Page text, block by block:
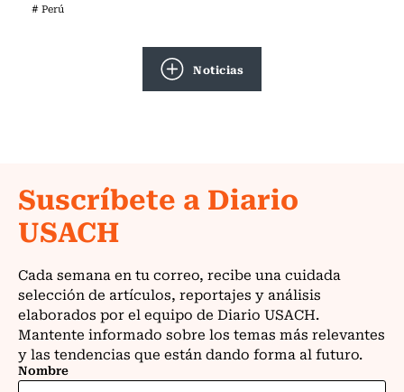
# Perú
Noticias